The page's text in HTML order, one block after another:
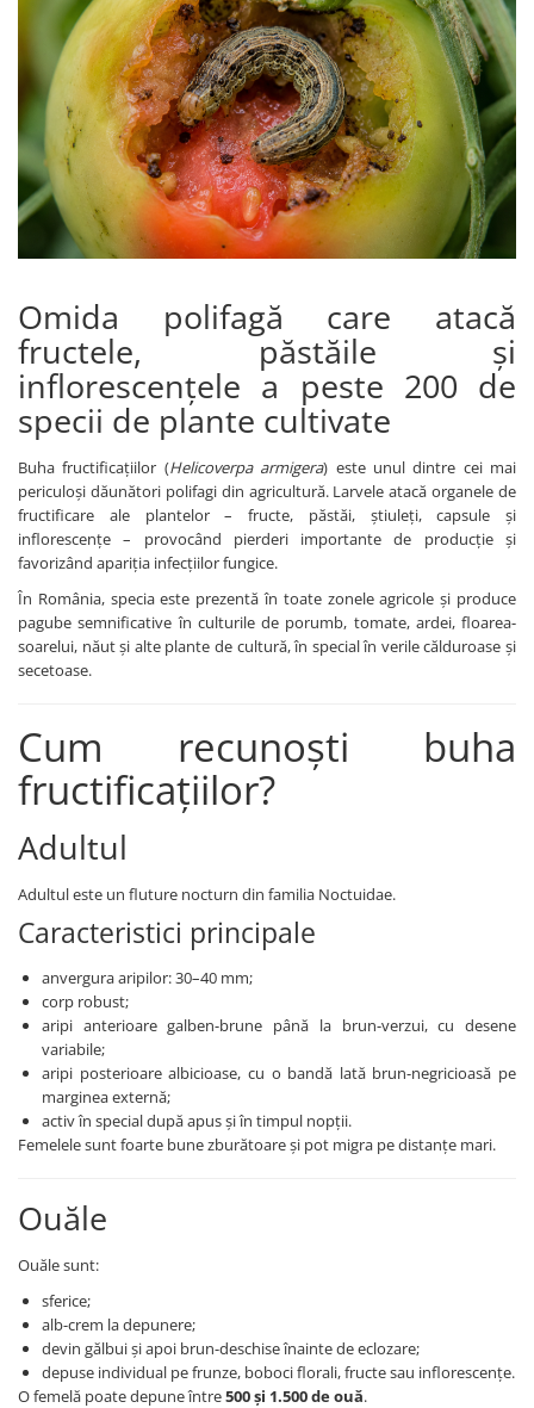
ARBUȘTI FRUCTIFERI
Erbicide
Fungicide
Insecticide
Acaricide
Fertilizanți foliari
ARDEI
Erbicide
Insecticide
Fertilizanți foliari
Dezinfectant sol
ARPAGIC
Erbicide
BOB
Erbicide
BROCCOLI
Insecticide
Fertilizanți foliari
BUMBAC
CAIS
Erbicide
Fungicide
Insecticide
Biostimulatori
Fertilizanți foliari
CAMELINĂ
Fungicide
CÂNEPĂ
Fungicide
Insecticide
Fungicide
Insecticide
Acaricide
Biostimulatori
Fertilizanți foliari
CARTOF
ARDEI IUTE
Insecticide
BUMBAC
Fertilizanți foliari
CAIS
Fungicide
Insecticide
Acaricide
Fertilizanți foliari
Adjuvanți
CĂPȘUN
Fungicide
Insecticide
Acaricide
Fertilizanți foliari
CARTOF
Insecticide
Biostimulatori
Fertilizanți foliari
Fungicide
Insecticide
Acaricide
Fertilizanți foliari
CASTRAVEȚI CORNIȘON
Insecticide
CEAPĂ
Biostimulatori
Fertilizanți foliari
CEREALE PĂIOASE
Insecticide
Biostimulatori
Fungicide
Insecticide
Biostimulatori
Fertilizanți foliari
Adjuvanți
CITRICE
Omida polifagă care atacă
fructele, păstăile și
inflorescențele a peste 200 de
specii de plante cultivate
Buha fructificațiilor (Helicoverpa armigera) este unul dintre cei mai
periculoși dăunători polifagi din agricultură. Larvele atacă organele de
fructificare ale plantelor – fructe, păstăi, știuleți, capsule și
inflorescențe – provocând pierderi importante de producție și
favorizând apariția infecțiilor fungice.
În România, specia este prezentă în toate zonele agricole și produce
pagube semnificative în culturile de porumb, tomate, ardei, floarea-
soarelui, năut și alte plante de cultură, în special în verile călduroase și
secetoase.
Cum recunoști buha
fructificațiilor?
Adultul
Adultul este un fluture nocturn din familia Noctuidae.
Caracteristici principale
anvergura aripilor: 30–40 mm;
corp robust;
aripi anterioare galben-brune până la brun-verzui, cu desene
variabile;
aripi posterioare albicioase, cu o bandă lată brun-negricioasă pe
marginea externă;
activ în special după apus și în timpul nopții.
Femelele sunt foarte bune zburătoare și pot migra pe distanțe mari.
Ouăle
Ouăle sunt:
sferice;
alb-crem la depunere;
devin gălbui și apoi brun-deschise înainte de eclozare;
depuse individual pe frunze, boboci florali, fructe sau inflorescențe.
O femelă poate depune între500 și 1.500 de ouă.